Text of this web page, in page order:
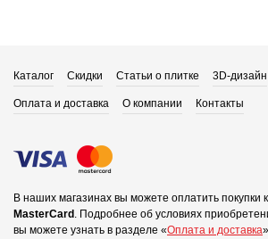
Каталог Скидки Статьи о плитке 3D-дизайн
Оплата и доставка О компании Контакты
В наших магазинах вы можете оплатить покупки
MasterCard . Подробнее об условиях
вы можете узнать в разделе «Оплата и доставка